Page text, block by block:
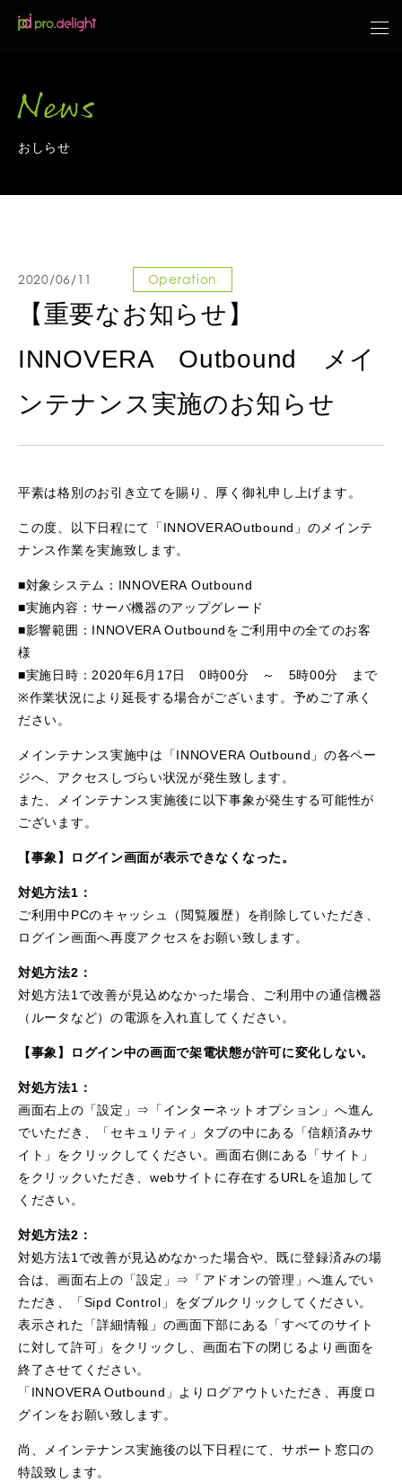
News
おしらせ
2020/06/11 Operation
【重要なお知らせ】
INNOVERA Outbound メイ
ンテナンス実施のお知らせ
平素は格別のお引き立てを賜り、厚く御礼申し上げます。
この度、以下日程にて「INNOVERAOutbound」のメインテ
ナンス作業を実施致します。
■対象システム：INNOVERA Outbound
■実施内容：サーバ機器のアップグレード
■影響範囲：INNOVERA Outboundをご利用中の全てのお客
様
■実施日時：2020年6月17日 0時00分 ～ 5時00分 まで
※作業状況により延長する場合がございます。予めご了承く
ださい。
メインテナンス実施中は「INNOVERA Outbound」の各ペー
ジへ、アクセスしづらい状況が発生致します。
また、メインテナンス実施後に以下事象が発生する可能性が
ございます。
【事象】ログイン画面が表示できなくなった。
対処方法1：
ご利用中PCのキャッシュ（閲覧履歴）を削除していただき、
ログイン画面へ再度アクセスをお願い致します。
対処方法2：
対処方法1で改善が見込めなかった場合、ご利用中の通信機器
（ルータなど）の電源を入れ直してください。
【事象】ログイン中の画面で架電状態が許可に変化しない。
対処方法1：
画面右上の「設定」⇒「インターネットオプション」へ進ん
でいただき、「セキュリティ」タブの中にある「信頼済みサ
イト」をクリックしてください。画面右側にある「サイト」
をクリックいただき、webサイトに存在するURLを追加して
ください。
対処方法2：
対処方法1で改善が見込めなかった場合や、既に登録済みの場
合は、画面右上の「設定」⇒「アドオンの管理」へ進んでい
ただき、「Sipd Control」をダブルクリックしてください。
表示された「詳細情報」の画面下部にある「すべてのサイト
に対して許可」をクリックし、画面右下の閉じるより画面を
終了させてください。
「INNOVERA Outbound」よりログアウトいただき、再度ロ
グインをお願い致します。
尚、メインテナンス実施後の以下日程にて、サポート窓口の
特設致します。